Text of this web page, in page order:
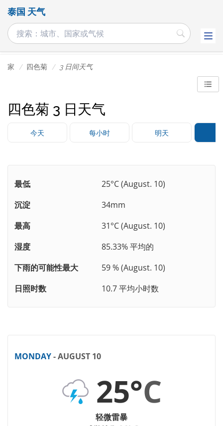
泰国 天气
家 四色菊 3 日间天气
四色菊 3 日天气
今天 每小时 明天
最低
25°C (August. 10)
沉淀
34mm
最高
31°C (August. 10)
湿度
85.33% 平均的
下雨的可能性最大
59 % (August. 10)
日照时数
10.7 平均小时数
MONDAY- AUGUST 10
25°C
轻微雷暴